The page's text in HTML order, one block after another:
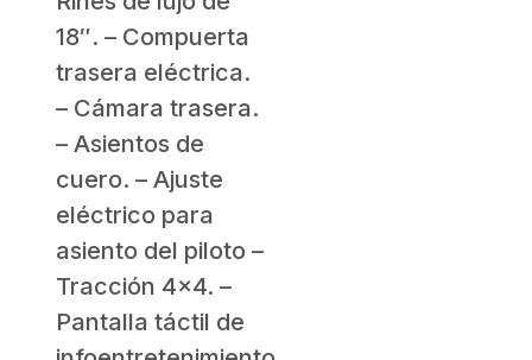
18″. – Compuerta
trasera eléctrica.
– Cámara trasera.
– Asientos de
cuero. – Ajuste
eléctrico para
asiento del piloto –
Tracción 4×4. –
Pantalla táctil de